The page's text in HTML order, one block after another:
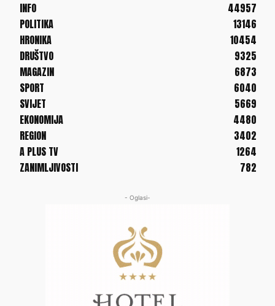
INFO
44957
POLITIKA
13146
HRONIKA
10454
DRUŠTVO
9325
MAGAZIN
6873
SPORT
6040
SVIJET
5669
EKONOMIJA
4480
REGION
3402
A PLUS TV
1264
ZANIMLJIVOSTI
782
- Oglasi-